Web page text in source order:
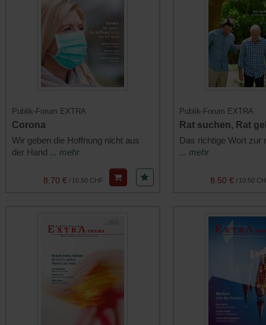
Publik-Forum EXTRA
Corona
Wir geben die Hoffnung nicht aus
der Hand ... mehr
10.50 CHF
/
8.70 €
Publik-Forum EXTRA
Rat suchen, Rat
Das richtige Wort zur
... mehr
10.50
/
8.50 €